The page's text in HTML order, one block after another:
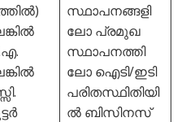
സ്ഥാപനങ്ങളി
ലോ പ്രമുഖ
സ്ഥാപനത്തി
ലോ ഐടി/ഇടി
പരിതസ്ഥിതിയി
ൽ ബിസിനസ്